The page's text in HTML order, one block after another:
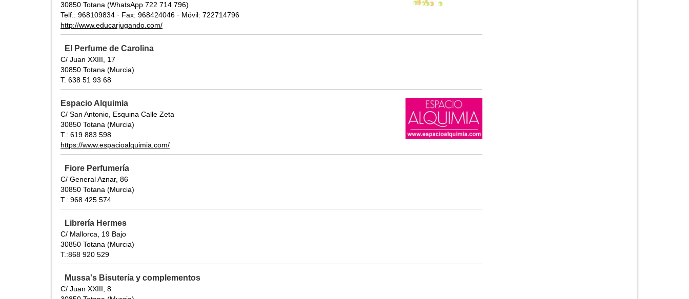
30850 Totana (WhatsApp 722 714 796)
Telf.: 968109834 · Fax: 968424046 · Móvil: 722714796
http://www.educarjugando.com/
El Perfume de Carolina
C/ Juan XXIII, 17
30850 Totana (Murcia)
T. 638 51 93 68
Espacio Alquimia
C/ San Antonio, Esquina Calle Zeta
30850 Totana (Murcia)
T.: 619 883 598
https://www.espacioalquimia.com/
Fiore Perfumería
C/ General Aznar, 86
30850 Totana (Murcia)
T.: 968 425 574
Librería Hermes
C/ Mallorca, 19 Bajo
30850 Totana (Murcia)
T.:868 920 529
Mussa's Bisutería y complementos
C/ Juan XXIII, 8